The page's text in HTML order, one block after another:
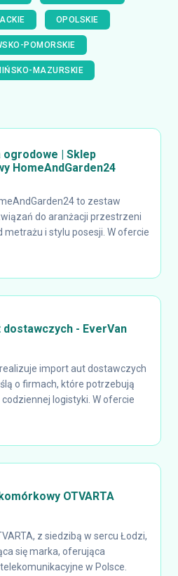
OPOLSKIE
POMORSKIE
MAZURSKIE
| Sklep
HomeAndGarden24
to zestaw
do aranżacji przestrzeni
metrażu i stylu posesji. W ofercie
- EverVan
import aut dostawczych
o firmach, które potrzebują
logistyki. W ofercie
OTVARTA
z siedzibą w sercu Łodzi,
się marka, oferująca
w Polsce.